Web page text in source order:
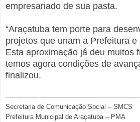
empresariado de sua pasta.
“Araçatuba tem porte para
projetos que unam a Prefeitura
Esta aproximação já deu muitos
temos agora condições de
finalizou.
Secretaria de Comunicação Social – SMCS
Prefeitura Municipal de Araçatuba – PMA